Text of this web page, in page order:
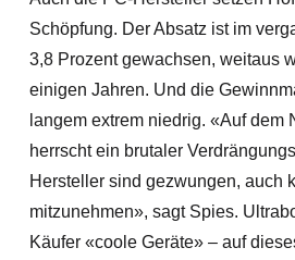
Schöpfung. Der Absatz ist im
3,8 Prozent gewachsen, weitaus
einigen Jahren. Und die
langem extrem niedrig. «Auf dem
herrscht ein brutaler
Hersteller sind gezwungen, auch
mitzunehmen», sagt Spies.
Käufer «coole Geräte» – auf